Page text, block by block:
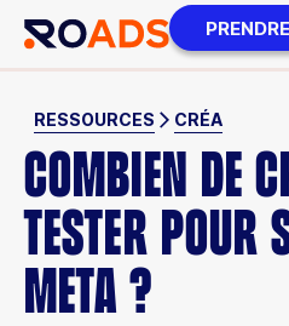
RESSOURCES CRÉA
COMBIEN DE
TESTER POUR
META ?